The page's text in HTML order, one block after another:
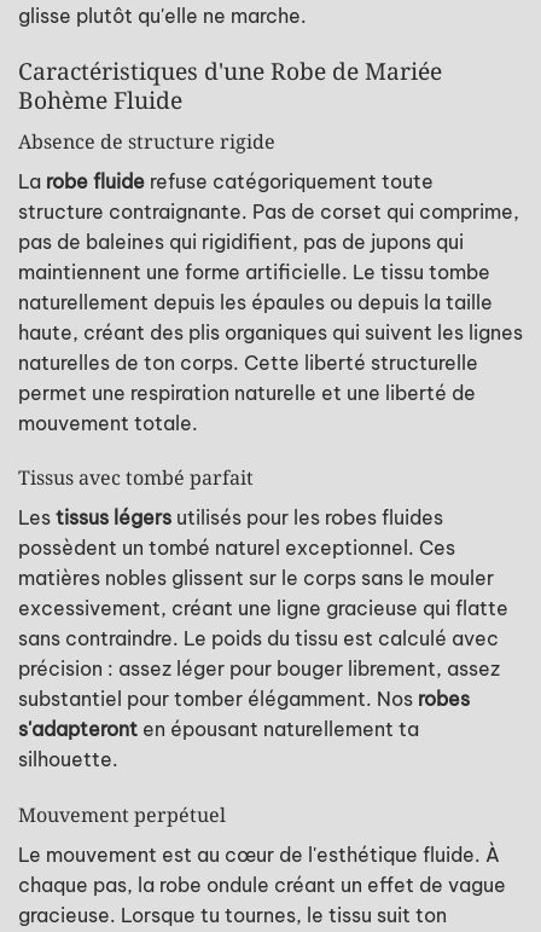
glisse plutôt qu'elle ne marche.
Caractéristiques d'une Robe de Mariée
Bohème Fluide
Absence de structure rigide
La robe fluide refuse catégoriquement toute
structure contraignante. Pas de corset qui comprime,
pas de baleines qui rigidifient, pas de jupons qui
maintiennent une forme artificielle. Le tissu tombe
naturellement depuis les épaules ou depuis la taille
haute, créant des plis organiques qui suivent les lignes
naturelles de ton corps. Cette liberté structurelle
permet une respiration naturelle et une liberté de
mouvement totale.
Tissus avec tombé parfait
Les tissus légers utilisés pour les robes fluides
possèdent un tombé naturel exceptionnel. Ces
matières nobles glissent sur le corps sans le mouler
excessivement, créant une ligne gracieuse qui flatte
sans contraindre. Le poids du tissu est calculé avec
précision : assez léger pour bouger librement, assez
substantiel pour tomber élégamment. Nos robes
s'adapteront en épousant naturellement ta
silhouette.
Mouvement perpétuel
Le mouvement est au cœur de l'esthétique fluide. À
chaque pas, la robe ondule créant un effet de vague
gracieuse. Lorsque tu tournes, le tissu suit ton